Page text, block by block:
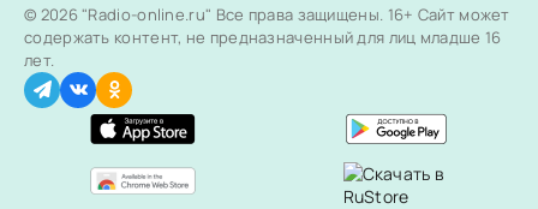
© 2026 "Radio-online.ru" Все права защищены. 16+ Сайт может
содержать контент, не предназначенный для лиц младше 16
лет.